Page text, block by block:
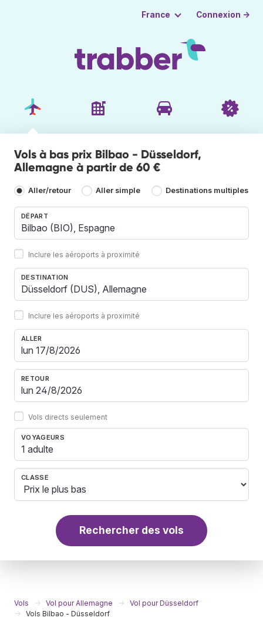
France Connexion →
Vols à bas prix Bilbao - Düsseldorf,
Allemagne à partir de 60 €
Aller/retour Aller simple Destinations multiples
DÉPART
Inclure les aéroports à proximité
DESTINATION
Inclure les aéroports à proximité
ALLER
RETOUR
Vols directs seulement
VOYAGEURS
1 adulte
CLASSE
Rechercher des vols
Vols Vol pour Allemagne
Vol pour Düsseldorf
Vols Bilbao - Düsseldorf